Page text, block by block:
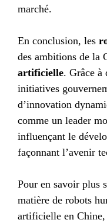
marché.
En conclusion, les
des ambitions de la
artificielle. Grâce à
initiatives
d’innovation
comme un leader
influençant le
façonnant l’avenir
Pour en savoir plus
matière de robots
artificielle en